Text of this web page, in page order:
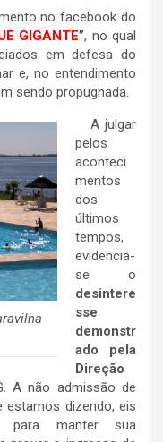
no facebook do
GIGANTE”, no qual
em defesa do
e, no entendimento
sendo propugnada.
A julgar
pelos
aconteci
mentos
dos
últimos
tempos,
evidencia-
se o
desintere
sse
demonstr
ado pela
Direção
A não admissão de
dizendo, eis
para manter sua